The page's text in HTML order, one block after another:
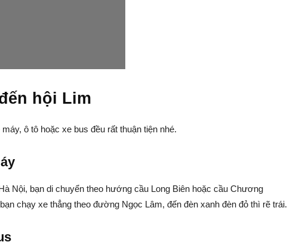
hội Lim
ô tô hoặc xe bus đều rất thuận tiện nhé.
Nội, bạn di chuyển theo hướng cầu Long Biên hoặc cầu Chương
chạy xe thẳng theo đường Ngọc Lâm, đến đèn xanh đèn đỏ thì rẽ trái.